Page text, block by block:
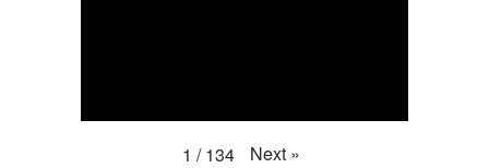
1 / 134 Next »